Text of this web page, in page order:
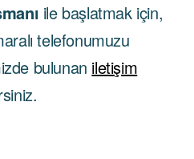
ile başlatmak için,
telefonumuzu
bulunan iletişim